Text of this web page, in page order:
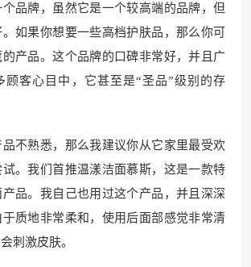
品牌，虽然它是一个较高端的品牌，但
如果你想要一些高档护肤品，那么你可
产品。这个品牌的口碑非常好，并且广
顾客心目中，它甚至是“圣品”级别的存
不熟悉，那么我建议你从它家里最受欢
。我们首推温漾洁面慕斯，这是一款特
品。我自己也用过这个产品，并且深深
质地非常柔和，使用后面部感觉非常清
刺激皮肤。